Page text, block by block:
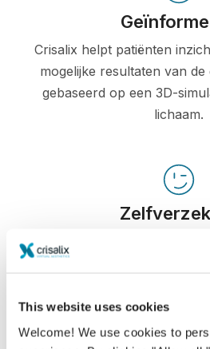
This website uses cookies
Welcome! We use cookies to
Crisalix helpt patiënten
mogelijke resultaten van
gebaseerd op een 3D-
lichaam.
Betrokken zijn bij het
patiënten bij het maken